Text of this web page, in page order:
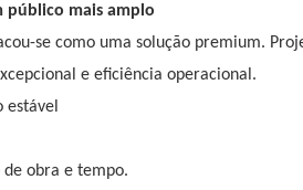
público mais amplo
se como uma solução premium.
e eficiência operacional.
estável
de obra e tempo.